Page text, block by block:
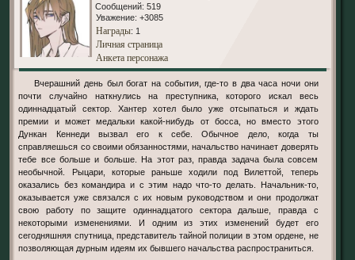
Сообщений: 519
Уважение: +3085
Награды: 1
Личная страница
Анкета персонажа
Вчерашний день был богат на события, где-то в два часа ночи они
почти случайно наткнулись на преступника, которого искал весь
одиннадцатый сектор. Хантер хотел было уже отсыпаться и ждать
премии и может медальки какой-нибудь от босса, но вместо этого
Дункан Кеннеди вызвал его к себе. Обычное дело, когда ты
справляешься со своими обязанностями, начальство начинает доверять
тебе все больше и больше. На этот раз, правда задача была совсем
необычной. Рыцари, которые раньше ходили под Вилеттой, теперь
оказались без командира и с этим надо что-то делать. Начальник-то,
оказывается уже связался с их новым руководством и они продолжат
свою работу по защите одиннадцатого сектора дальше, правда с
некоторыми изменениями. И одним из этих изменений будет его
сегодняшняя спутница, представитель тайной полиции в этом ордене, не
позволяющая дурным идеям их бывшего начальства распространиться.